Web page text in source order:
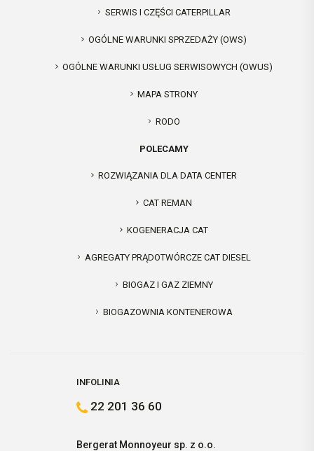
SERWIS I CZĘŚCI CATERPILLAR
OGÓLNE WARUNKI SPRZEDAŻY (OWS)
OGÓLNE WARUNKI USŁUG SERWISOWYCH (OWUS)
MAPA STRONY
RODO
POLECAMY
ROZWIĄZANIA DLA DATA CENTER
CAT REMAN
KOGENERACJA CAT
AGREGATY PRĄDOTWÓRCZE CAT DIESEL
BIOGAZ I GAZ ZIEMNY
BIOGAZOWNIA KONTENEROWA
INFOLINIA
22 201 36 60
Bergerat Monnoyeur sp. z o.o.